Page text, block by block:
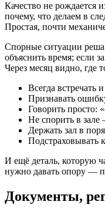
Качество не рождается
почему, что делаем в
Простая, почти
Спорные ситуации
объяснить время; если
Через месяц видно, где
Всегда встречать
Признавать
Говорить просто:
Не спорить в зале
Держать зал в
Подстраховывать
И ещё деталь, которую
нужно давать опору —
Документы,